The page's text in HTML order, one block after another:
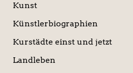
Kunst
Künstlerbiographien
Kurstädte einst und jetzt
Landleben